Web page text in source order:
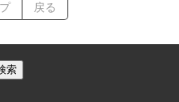
戻る